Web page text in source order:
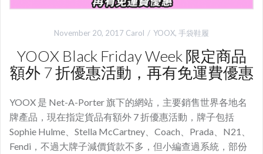
November 20, 2017 Carol YOOX, 手袋鞋履
YOOX Black Friday Week 限定商品
額外 7 折優惠活動，再有免運費優惠
YOOX 是 Net-A-Porter 旗下的網站，主要銷售世界各地名
牌產品，現在指定貨品有額外 7 折優惠活動，牌子包括
Sophie Hulme、Stella McCartney、Coach、Prada、N21、
Fendi，不過大牌子減價貨款不多，但小編查過系統，部份